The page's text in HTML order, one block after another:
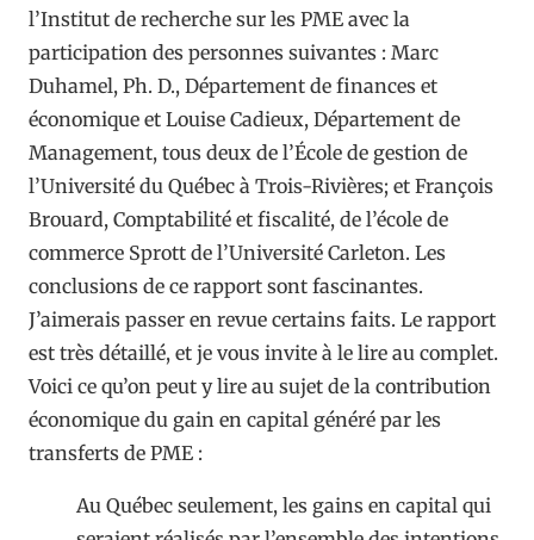
l’Institut de recherche sur les PME avec la
participation des personnes suivantes : Marc
Duhamel, Ph. D., Département de finances et
économique et Louise Cadieux, Département de
Management, tous deux de l’École de gestion de
l’Université du Québec à Trois-Rivières; et François
Brouard, Comptabilité et fiscalité, de l’école de
commerce Sprott de l’Université Carleton. Les
conclusions de ce rapport sont fascinantes.
J’aimerais passer en revue certains faits. Le rapport
est très détaillé, et je vous invite à le lire au complet.
Voici ce qu’on peut y lire au sujet de la contribution
économique du gain en capital généré par les
transferts de PME :
Au Québec seulement, les gains en capital qui